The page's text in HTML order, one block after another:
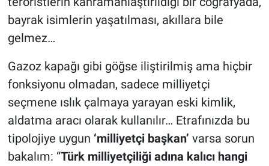
bayrak isimlerin yaşatılması, akıllara bile
gelmez…
Gazoz kapağı gibi göğse iliştirilmiş ama hiçbir
fonksiyonu olmadan, sadece milliyetçi
seçmene ıslık çalmaya yarayan eski kimlik,
aldatma aracı olarak kullanılır… Etrafınızda bu
tipolojiye uygun ‘milliyetçi başkan’ varsa sorun
bakalım: “Türk milliyetçiliği adına kalıcı hangi